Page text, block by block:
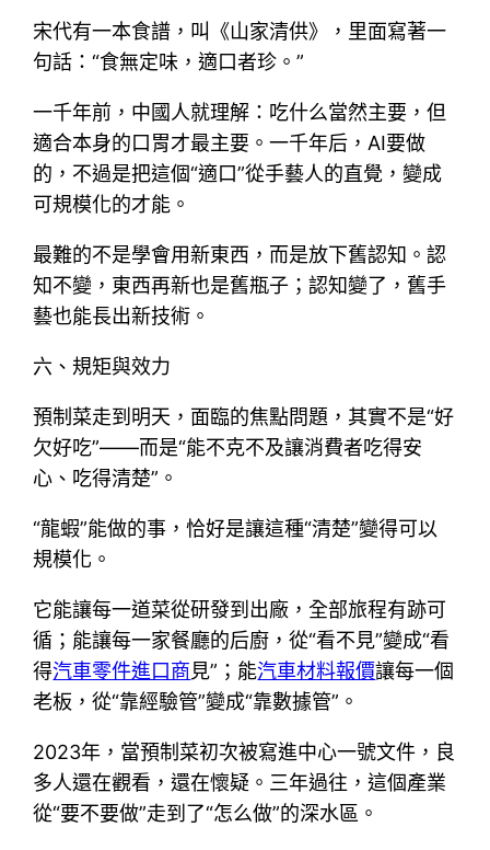
宋代有一本食譜，叫《山家清供》，里面寫著一
句話：“食無定味，適口者珍。”
一千年前，中國人就理解：吃什么當然主要，但
適合本身的口胃才最主要。一千年后，AI要做
的，不過是把這個“適口”從手藝人的直覺，變成
可規模化的才能。
最難的不是學會用新東西，而是放下舊認知。認
知不變，東西再新也是舊瓶子；認知變了，舊手
藝也能長出新技術。
六、規矩與效力
預制菜走到明天，面臨的焦點問題，其實不是“好
欠好吃”——而是“能不克不及讓消費者吃得安
心、吃得清楚”。
“龍蝦”能做的事，恰好是讓這種“清楚”變得可以
規模化。
它能讓每一道菜從研發到出廠，全部旅程有跡可
循；能讓每一家餐廳的后廚，從“看不見”變成“看
得汽車零件進口商見”；能汽車材料報價讓每一個
老板，從“靠經驗管”變成“靠數據管”。
2023年，當預制菜初次被寫進中心一號文件，良
多人還在觀看，還在懷疑。三年過往，這個產業
從“要不要做”走到了“怎么做”的深水區。